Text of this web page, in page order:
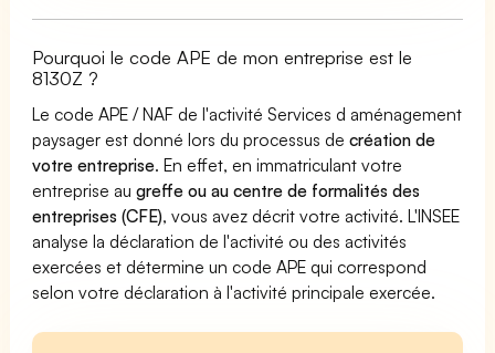
Pourquoi le code APE de mon entreprise est le
8130Z ?
Le code APE / NAF de l'activité Services d aménagement
paysager est donné lors du processus decréation de
votre entreprise. En effet, en immatriculant votre
entreprise augreffe ou au centre de formalités des
entreprises (CFE), vous avez décrit votre activité. L'INSEE
analyse la déclaration de l'activité ou des activités
exercées et détermine un code APE qui correspond
selon votre déclaration à l'activité principale exercée.